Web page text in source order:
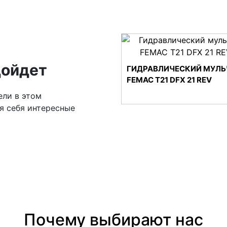
в этом
себя интересные
ГИДРАВЛИЧЕСКИЙ
FEMAC T21 DFX 21 REV
Почему выбирают нас